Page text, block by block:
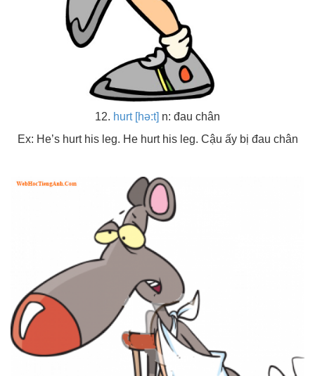
12. hurt [hə:t] n: đau chân
Ex: He’s hurt his leg. He hurt his leg. Cậu ấy bị đau chân